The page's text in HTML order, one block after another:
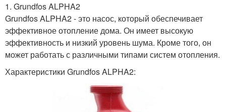
1. Grundfos ALPHA2
Grundfos ALPHA2 - это насос, который обеспечивает
эффективное отопление дома. Он имеет высокую
эффективность и низкий уровень шума. Кроме того, он
может работать с различными типами систем отопления.
Характеристики Grundfos ALPHA2: